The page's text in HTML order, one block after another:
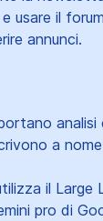
usare il
annunci.
analisi
a
il Large
pro di